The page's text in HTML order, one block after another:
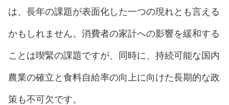
は、長年の課題が表面化した一つの現れとも言える
かもしれません。消費者の家計への影響を緩和する
ことは喫緊の課題ですが、同時に、持続可能な国内
農業の確立と食料自給率の向上に向けた長期的な政
策も不可欠です。